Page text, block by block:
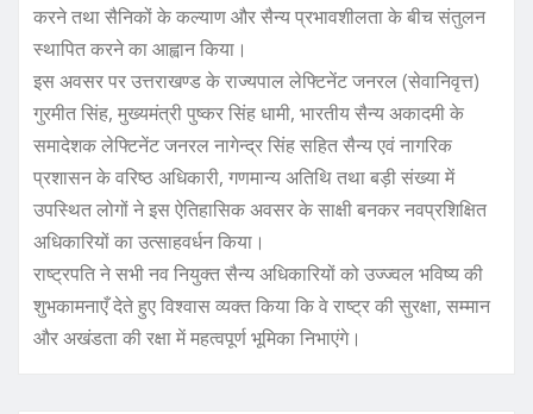
करने तथा सैनिकों के कल्याण और सैन्य प्रभावशीलता के बीच संतुलन
स्थापित करने का आह्वान किया।
इस अवसर पर उत्तराखण्ड के राज्यपाल लेफ्टिनेंट जनरल (सेवानिवृत्त)
गुरमीत सिंह, मुख्यमंत्री पुष्कर सिंह धामी, भारतीय सैन्य अकादमी के
समादेशक लेफ्टिनेंट जनरल नागेन्द्र सिंह सहित सैन्य एवं नागरिक
प्रशासन के वरिष्ठ अधिकारी, गणमान्य अतिथि तथा बड़ी संख्या में
उपस्थित लोगों ने इस ऐतिहासिक अवसर के साक्षी बनकर नवप्रशिक्षित
अधिकारियों का उत्साहवर्धन किया।
राष्ट्रपति ने सभी नव नियुक्त सैन्य अधिकारियों को उज्ज्वल भविष्य की
शुभकामनाएँ देते हुए विश्वास व्यक्त किया कि वे राष्ट्र की सुरक्षा, सम्मान
और अखंडता की रक्षा में महत्वपूर्ण भूमिका निभाएंगे।